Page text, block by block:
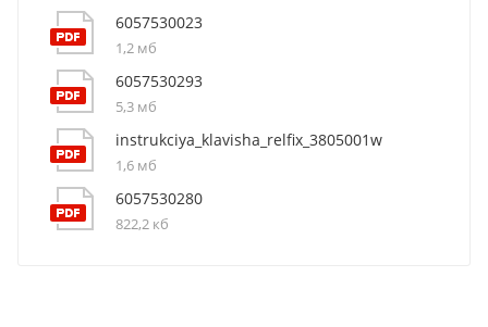
6057530023
1,2 мб
6057530293
5,3 мб
instrukciya_klavisha_relfix_3805001w
1,6 мб
6057530280
822,2 кб